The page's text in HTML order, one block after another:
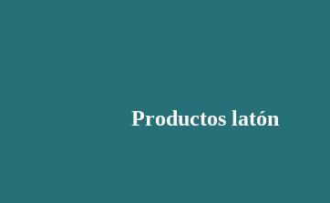
Productos latón